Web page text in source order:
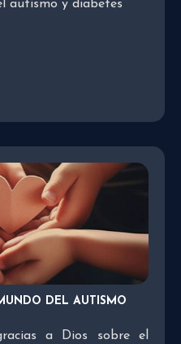
autismo y diabetes
DEL AUTISMO
a Dios sobre el